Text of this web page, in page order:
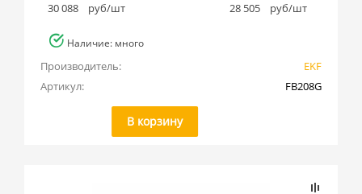
30 088
руб/шт
28 505
руб/шт
Наличие: много
Производитель:
EKF
Артикул:
FB208G
В корзину